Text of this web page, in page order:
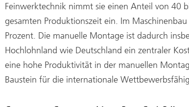
Feinwerktechnik nimmt sie einen Anteil von 40
gesamten Produktionszeit ein. Im
Prozent. Die manuelle Montage ist dadurch
Hochlohnland wie Deutschland ein zentraler
eine hohe Produktivität in der manuellen
Baustein für die internationale